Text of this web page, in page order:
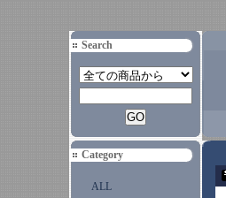
Search
Category
ALL